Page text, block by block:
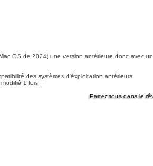
OS de 2024) une version antérieure donc avec
des systèmes d'éxploitation antérieurs
1 fois.
Partez tous dans le rêve vous n’en